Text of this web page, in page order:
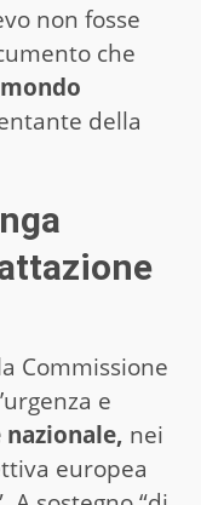
non fosse
che
della
Commissione
e
nei
europea